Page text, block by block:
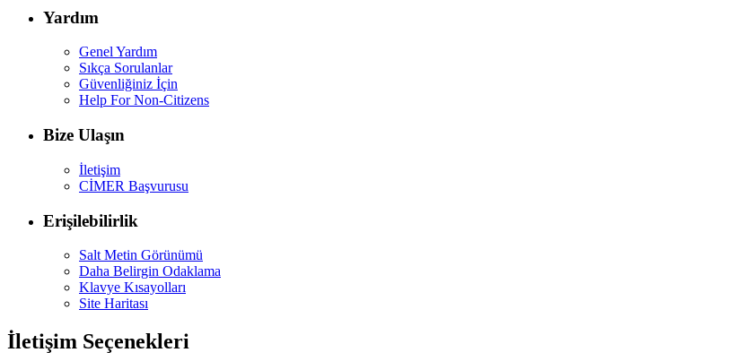
Yardım
Genel Yardım
Sıkça Sorulanlar
Güvenliğiniz İçin
Help For Non-Citizens
Bize Ulaşın
İletişim
CİMER Başvurusu
Erişilebilirlik
Salt Metin Görünümü
Daha Belirgin Odaklama
Klavye Kısayolları
Site Haritası
İletişim Seçenekleri